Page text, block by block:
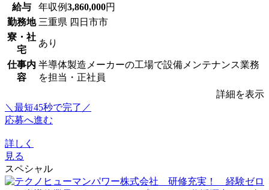
給与 年収例3,860,000円
勤務地 三重県 四日市市
寮・社
宅
あり
仕事内
容
半導体製造メーカーの工場で設備メンテナンス業務
を担当・正社員
詳細を表示
＼最短45秒で完了／
応募へ進む
詳しく
見る
スペシャル